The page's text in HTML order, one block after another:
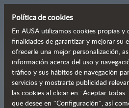
Carretillas
robustas y
Política de cookies
En AUSA utilizamos cookies propias y
finalidades de garantizar y mejorar su
ofrecerle una mejor personalización,
información acerca del uso y
tráfico y sus hábitos de navegación
servicios y mostrarte publicidad
las cookies al clicar en ¨Aceptar todas
que desee en ¨Configuración¨, así